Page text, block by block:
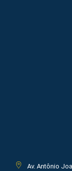
Av. Antônio